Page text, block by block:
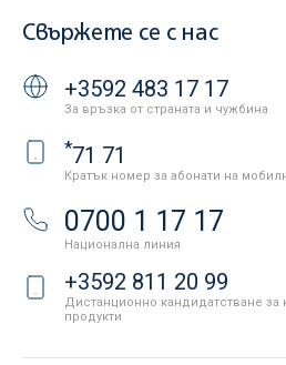
Свържете се с нас
+3592 483 17 17
За връзка от страната и чужбина
*71 71
Кратък номер за абонати на
0700 1 17 17
Национална линия
+3592 811 20 99
Дистанционно кандидатстване за
продукти